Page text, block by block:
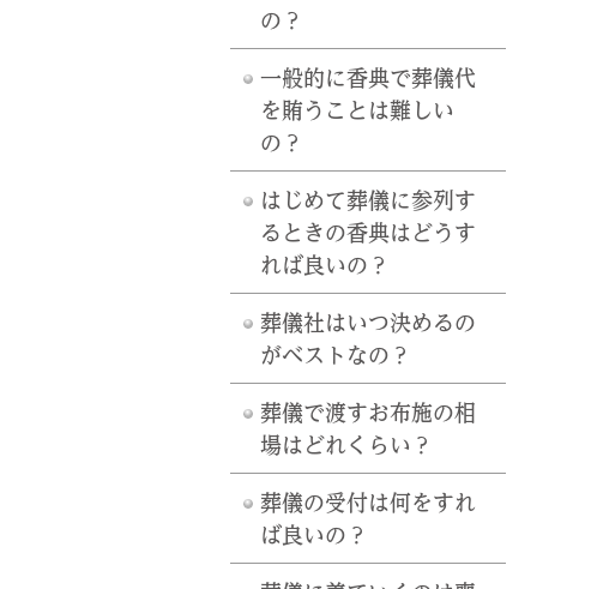
の？
一般的に香典で葬儀代
を賄うことは難しい
の？
はじめて葬儀に参列す
るときの香典はどうす
れば良いの？
葬儀社はいつ決めるの
がベストなの？
葬儀で渡すお布施の相
場はどれくらい？
葬儀の受付は何をすれ
ば良いの？